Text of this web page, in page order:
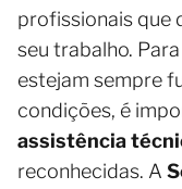
profissionais que
seu trabalho.
estejam sempre
condições, é
assistência
reconhecidas. A